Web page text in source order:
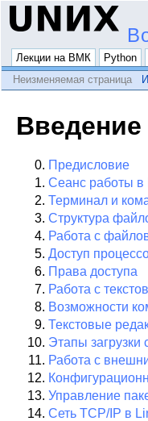
Лекции на ВМК Python
Неизменяемая страница
Предисловие
Сеанс работы в
Терминал и
Структура
Работа с
Доступ
Права доступа
Работа с
Возможности
Текстовые
Этапы загрузки
Работа с
Управление
Сеть TCP/IP в